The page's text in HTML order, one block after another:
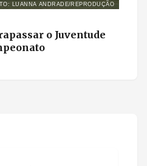
LUANNA ANDRADE/REPRODUÇÃO
o Juventude